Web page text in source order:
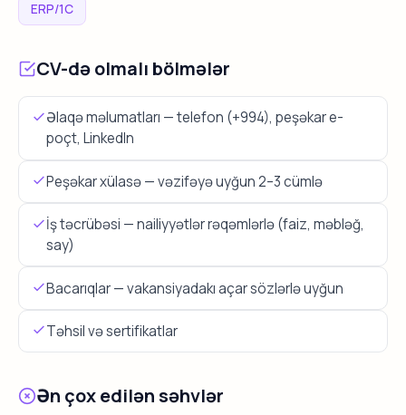
ERP/1C
CV-də olmalı bölmələr
Əlaqə məlumatları — telefon (+994), peşəkar e-
poçt, LinkedIn
Peşəkar xülasə — vəzifəyə uyğun 2–3 cümlə
İş təcrübəsi — nailiyyətlər rəqəmlərlə (faiz, məbləğ,
say)
Bacarıqlar — vakansiyadakı açar sözlərlə uyğun
Təhsil və sertifikatlar
Ən çox edilən səhvlər